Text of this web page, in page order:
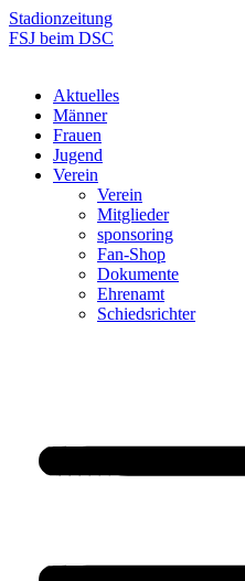
Zum
Inhalt
Stadionzeitung
FSJ beim DSC
Aktuelles
Männer
Frauen
Jugend
Verein
Verein
Mitglieder
sponsoring
Fan-Shop
Dokumente
Ehrenamt
Schiedsrichter